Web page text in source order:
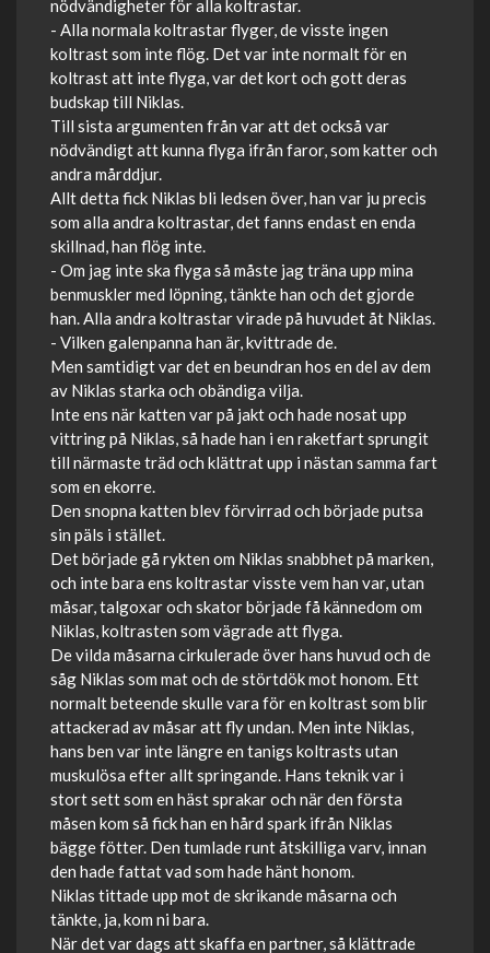
nödvändigheter för alla koltrastar.
- Alla normala koltrastar flyger, de visste ingen
koltrast som inte flög. Det var inte normalt för en
koltrast att inte flyga, var det kort och gott deras
budskap till Niklas.
Till sista argumenten från var att det också var
nödvändigt att kunna flyga ifrån faror, som katter och
andra mårddjur.
Allt detta fick Niklas bli ledsen över, han var ju precis
som alla andra koltrastar, det fanns endast en enda
skillnad, han flög inte.
- Om jag inte ska flyga så måste jag träna upp mina
benmuskler med löpning, tänkte han och det gjorde
han. Alla andra koltrastar virade på huvudet åt Niklas.
- Vilken galenpanna han är, kvittrade de.
Men samtidigt var det en beundran hos en del av dem
av Niklas starka och obändiga vilja.
Inte ens när katten var på jakt och hade nosat upp
vittring på Niklas, så hade han i en raketfart sprungit
till närmaste träd och klättrat upp i nästan samma fart
som en ekorre.
Den snopna katten blev förvirrad och började putsa
sin päls i stället.
Det började gå rykten om Niklas snabbhet på marken,
och inte bara ens koltrastar visste vem han var, utan
måsar, talgoxar och skator började få kännedom om
Niklas, koltrasten som vägrade att flyga.
De vilda måsarna cirkulerade över hans huvud och de
såg Niklas som mat och de störtdök mot honom. Ett
normalt beteende skulle vara för en koltrast som blir
attackerad av måsar att fly undan. Men inte Niklas,
hans ben var inte längre en tanigs koltrasts utan
muskulösa efter allt springande. Hans teknik var i
stort sett som en häst sprakar och när den första
måsen kom så fick han en hård spark ifrån Niklas
bägge fötter. Den tumlade runt åtskilliga varv, innan
den hade fattat vad som hade hänt honom.
Niklas tittade upp mot de skrikande måsarna och
tänkte, ja, kom ni bara.
När det var dags att skaffa en partner, så klättrade